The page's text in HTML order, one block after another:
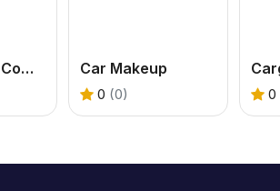
Huggy Army Commander Car Makeup
0 (0) 0